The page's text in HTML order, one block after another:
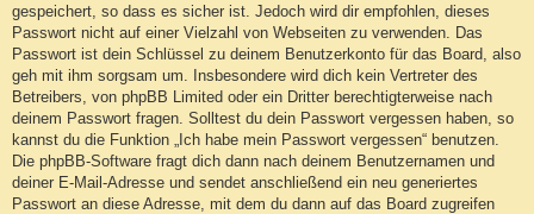
gespeichert, so dass es sicher ist. Jedoch wird dir empfohlen, dieses
Passwort nicht auf einer Vielzahl von Webseiten zu verwenden. Das
Passwort ist dein Schlüssel zu deinem Benutzerkonto für das Board, also
geh mit ihm sorgsam um. Insbesondere wird dich kein Vertreter des
Betreibers, von phpBB Limited oder ein Dritter berechtigterweise nach
deinem Passwort fragen. Solltest du dein Passwort vergessen haben, so
kannst du die Funktion „Ich habe mein Passwort vergessen“ benutzen.
Die phpBB-Software fragt dich dann nach deinem Benutzernamen und
deiner E-Mail-Adresse und sendet anschließend ein neu generiertes
Passwort an diese Adresse, mit dem du dann auf das Board zugreifen